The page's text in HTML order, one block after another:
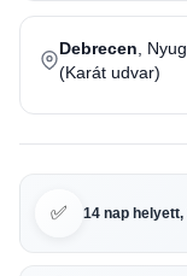
Debrecen ,
(Karát udvar)
✅ 14 nap